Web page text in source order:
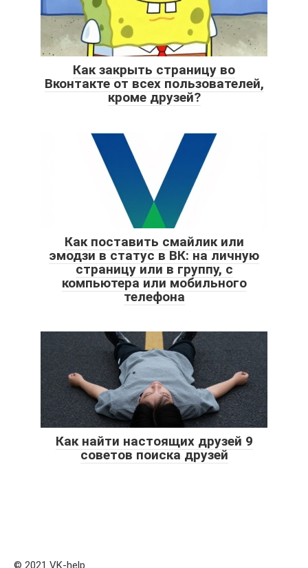
Как закрыть страницу во
Вконтакте от всех пользователей,
кроме друзей?
Как поставить смайлик или
эмодзи в статус в ВК: на личную
страницу или в группу, с
компьютера или мобильного
телефона
Как найти настоящих друзей 9
советов поиска друзей
© 2021 VK-help